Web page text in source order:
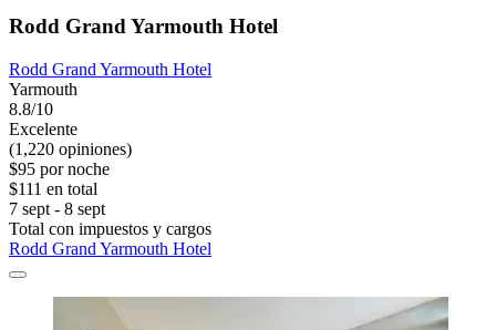
Rodd Grand Yarmouth Hotel
Rodd Grand Yarmouth Hotel
Yarmouth
8.8/10
Excelente
(1,220 opiniones)
$95 por noche
$111 en total
7 sept - 8 sept
Total con impuestos y cargos
Rodd Grand Yarmouth Hotel